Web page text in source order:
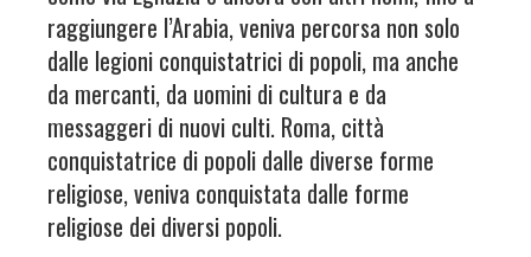
raggiungere l’Arabia, veniva percorsa non solo
dalle legioni conquistatrici di popoli, ma anche
da mercanti, da uomini di cultura e da
messaggeri di nuovi culti. Roma, città
conquistatrice di popoli dalle diverse forme
religiose, veniva conquistata dalle forme
religiose dei diversi popoli.